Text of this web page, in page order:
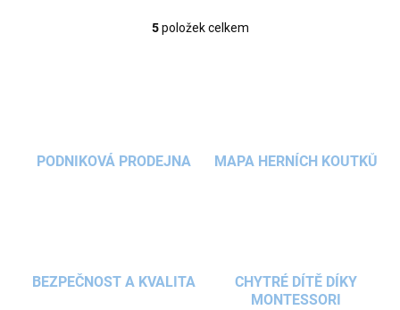
O
5položek celkem
PODNIKOVÁ PRODEJNA MAPA HERNÍCH KOUTKŮ
BEZPEČNOST A KVALITA
CHYTRÉ DÍTĚ DÍKY
MONTESSORI